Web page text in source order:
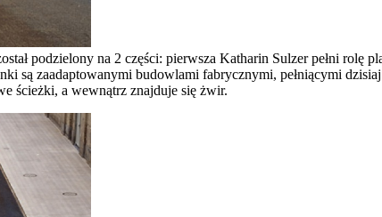
podzielony na 2 części: pierwsza Katharin Sulzer pełni rolę
są zaadaptowanymi budowlami fabrycznymi, pełniącymi
ścieżki, a wewnątrz znajduje się żwir.